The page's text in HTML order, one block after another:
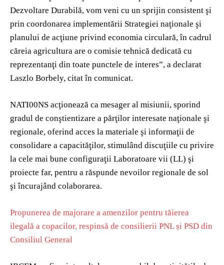
Dezvoltare Durabilă, vom veni cu un sprijin consistent şi
prin coordonarea implementării Strategiei naţionale şi
planului de acţiune privind economia circulară, în cadrul
căreia agricultura are o comisie tehnică dedicată cu
reprezentanţi din toate punctele de interes”, a declarat
Laszlo Borbely, citat în comunicat.
NATI00NS acţionează ca mesager al misiunii, sporind
gradul de conştientizare a părţilor interesate naţionale şi
regionale, oferind acces la materiale şi informaţii de
consolidare a capacităţilor, stimulând discuţiile cu privire
la cele mai bune configuraţii Laboratoare vii (LL) şi
proiecte far, pentru a răspunde nevoilor regionale de sol
şi încurajând colaborarea.
Propunerea de majorare a amenzilor pentru tăierea
ilegală a copacilor, respinsă de consilierii PNL și PSD din
Consiliul General